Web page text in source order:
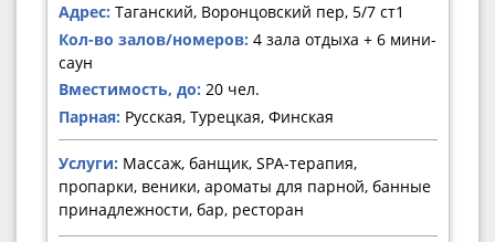
Адрес: Таганский, Воронцовский пер, 5/7 ст1
Кол-во залов/номеров: 4 зала отдыха + 6 мини-
саун
Вместимость, до: 20 чел.
Парная: Русская, Турецкая, Финская
Услуги: Массаж, банщик, SPA-терапия,
пропарки, веники, ароматы для парной, банные
принадлежности, бар, ресторан